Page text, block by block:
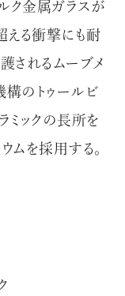
ク金属ガラスが
える衝撃にも耐
されるムーブメ
のトゥールビ
ミックの長所を
を採用する。